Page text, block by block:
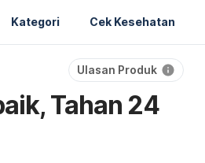
Kategori Cek Kesehatan
Ulasan Produk
Tahan 24